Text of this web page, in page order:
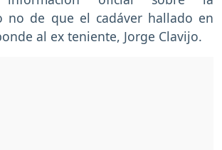
no de que el cadáver hallado en
al ex teniente, Jorge Clavijo.